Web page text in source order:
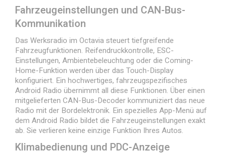
Fahrzeugeinstellungen und CAN-Bus-
Kommunikation
Das Werksradio im Octavia steuert tiefgreifende
Fahrzeugfunktionen. Reifendruckkontrolle, ESC-
Einstellungen, Ambientebeleuchtung oder die Coming-
Home-Funktion werden über das Touch-Display
konfiguriert. Ein hochwertiges, fahrzeugspezifisches
Android Radio übernimmt all diese Funktionen. Über einen
mitgelieferten CAN-Bus-Decoder kommuniziert das neue
Radio mit der Bordelektronik. Ein spezielles App-Menü auf
dem Android Radio bildet die Fahrzeugeinstellungen exakt
ab. Sie verlieren keine einzige Funktion Ihres Autos.
Klimabedienung und PDC-Anzeige